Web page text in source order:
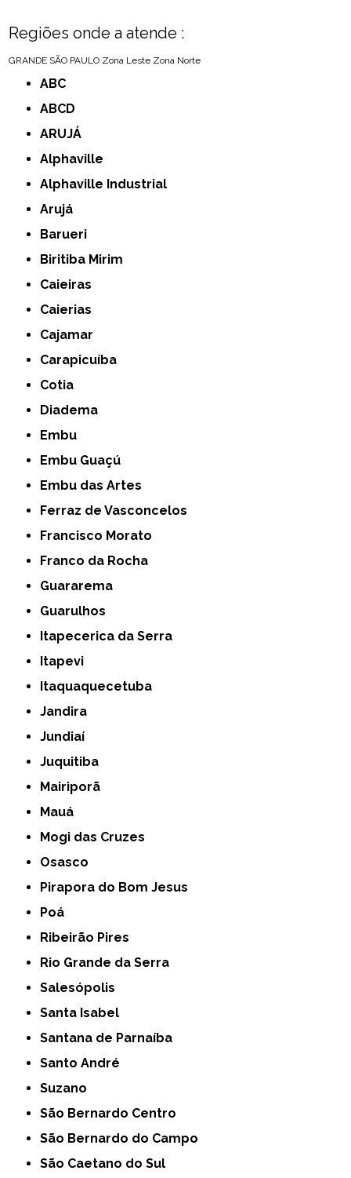
Regiões onde a atende :
GRANDE SÃO PAULO Zona Leste Zona Norte
ABC
ABCD
ARUJÁ
Alphaville
Alphaville Industrial
Arujá
Barueri
Biritiba Mirim
Caieiras
Caierias
Cajamar
Carapicuíba
Cotia
Diadema
Embu
Embu Guaçú
Embu das Artes
Ferraz de Vasconcelos
Francisco Morato
Franco da Rocha
Guararema
Guarulhos
Itapecerica da Serra
Itapevi
Itaquaquecetuba
Jandira
Jundiaí
Juquitiba
Mairiporã
Mauá
Mogi das Cruzes
Osasco
Pirapora do Bom Jesus
Poá
Ribeirão Pires
Rio Grande da Serra
Salesópolis
Santa Isabel
Santana de Parnaíba
Santo André
Suzano
São Bernardo Centro
São Bernardo do Campo
São Caetano do Sul